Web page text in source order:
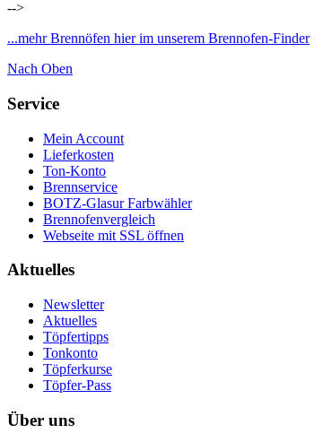
-->
...mehr Brennöfen hier im unserem Brennofen-Finder
Nach Oben
Service
Mein Account
Lieferkosten
Ton-Konto
Brennservice
BOTZ-Glasur Farbwähler
Brennofenvergleich
Webseite mit SSL öffnen
Aktuelles
Newsletter
Aktuelles
Töpfertipps
Tonkonto
Töpferkurse
Töpfer-Pass
Über uns